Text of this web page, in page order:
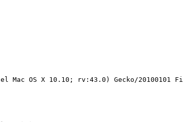
OS X 10.10; rv:43.0) Gecko/